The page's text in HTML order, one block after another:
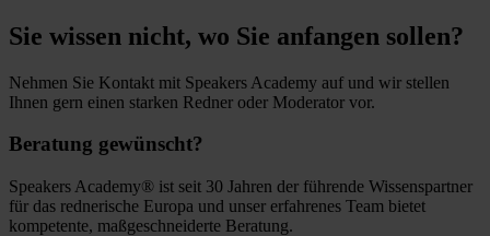
Sie wissen nicht, wo Sie anfangen sollen?
Nehmen Sie Kontakt mit Speakers Academy auf und wir stellen
Ihnen gern einen starken Redner oder Moderator vor.
Beratung gewünscht?
Speakers Academy® ist seit 30 Jahren der führende Wissenspartner
für das rednerische Europa und unser erfahrenes Team bietet
kompetente, maßgeschneiderte Beratung.